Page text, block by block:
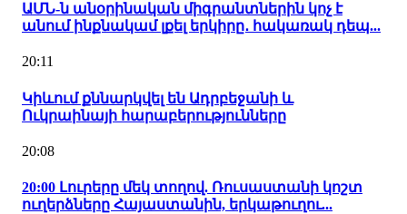
ԱՄՆ-ն անօրինական միգրանտներին կոչ է
անում ինքնակամ լքել երկիրը․ հակառակ դեպ...
20:11
Կիևում քննարկվել են Ադրբեջանի և
Ուկրաինայի հարաբերությունները
20:08
20:00 Լուրերը մեկ տողով. Ռուսաստանի կոշտ
ուղերձները Հայաստանին, երկաթուղու...